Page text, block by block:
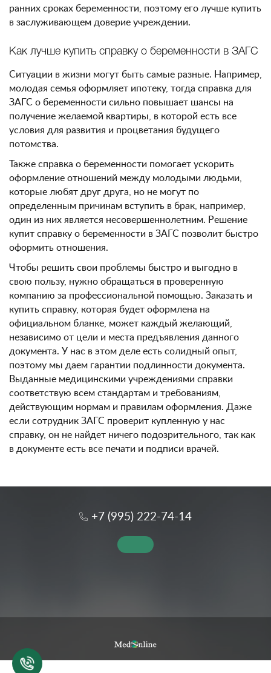
ранних сроках беременности, поэтому его лучше купить
в заслуживающем доверие учреждении.
Как лучше купить справку о беременности в ЗАГС
Ситуации в жизни могут быть самые разные. Например,
молодая семья оформляет ипотеку, тогда справка для
ЗАГС о беременности сильно повышает шансы на
получение желаемой квартиры, в которой есть все
условия для развития и процветания будущего
потомства.
Также справка о беременности помогает ускорить
оформление отношений между молодыми людьми,
которые любят друг друга, но не могут по
определенным причинам вступить в брак, например,
один из них является несовершеннолетним. Решение
купит справку о беременности в ЗАГС позволит быстро
оформить отношения.
Чтобы решить свои проблемы быстро и выгодно в
свою пользу, нужно обращаться в проверенную
компанию за профессиональной помощью. Заказать и
купить справку, которая будет оформлена на
официальном бланке, может каждый желающий,
независимо от цели и места предъявления данного
документа. У нас в этом деле есть солидный опыт,
поэтому мы даем гарантии подлинности документа.
Выданные медицинскими учреждениями справки
соответствую всем стандартам и требованиям,
действующим нормам и правилам оформления. Даже
если сотрудник ЗАГС проверит купленную у нас
справку, он не найдет ничего подозрительного, так как
в документе есть все печати и подписи врачей.
+7 (995) 222-74-14